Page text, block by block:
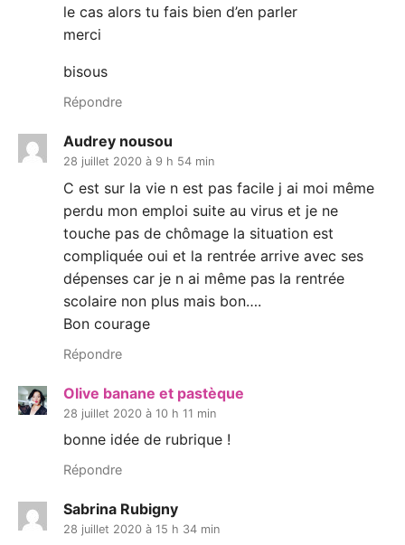
le cas alors tu fais bien d’en parler
merci
bisous
Répondre
Audrey nousou
28 juillet 2020 à 9 h 54 min
C est sur la vie n est pas facile j ai moi même
perdu mon emploi suite au virus et je ne
touche pas de chômage la situation est
compliquée oui et la rentrée arrive avec ses
dépenses car je n ai même pas la rentrée
scolaire non plus mais bon….
Bon courage
Répondre
Olive banane et pastèque
28 juillet 2020 à 10 h 11 min
bonne idée de rubrique !
Répondre
Sabrina Rubigny
28 juillet 2020 à 15 h 34 min